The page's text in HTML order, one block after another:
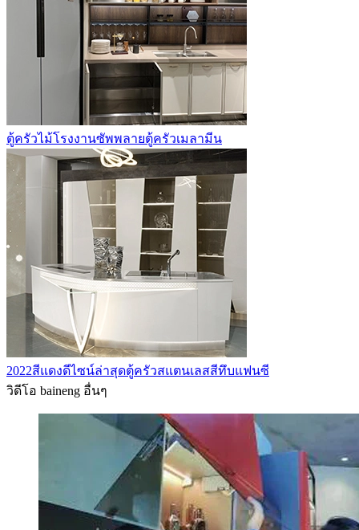
ตู้ครัวไม้โรงงานซัพพลายตู้ครัวเมลามีน
2022สีแดงดีไซน์ล่าสุดตู้ครัวสแตนเลสสีทึบแฟนซี
วิดีโอ baineng อื่นๆ